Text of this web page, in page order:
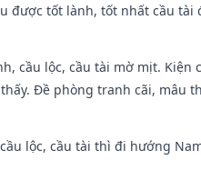
được tốt lành, tốt nhất cầu
cầu lộc, cầu tài mờ mịt.
Đề phòng tranh cãi, mâu
lộc, cầu tài thì đi hướng